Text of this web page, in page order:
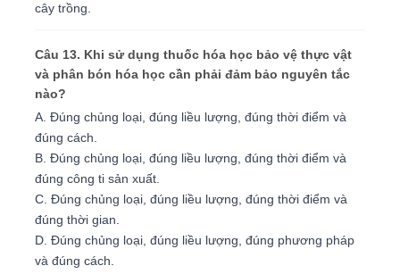
cây trồng.
Câu 13. Khi sử dụng thuốc hóa học bảo vệ thực vật
và phân bón hóa học cần phải đảm bảo nguyên tắc
nào?
A. Đúng chủng loại, đúng liều lượng, đúng thời điểm và
đúng cách.
B. Đúng chủng loại, đúng liều lượng, đúng thời điểm và
đúng công ti sản xuất.
C. Đúng chủng loại, đúng liều lượng, đúng thời điểm và
đúng thời gian.
D. Đúng chủng loại, đúng liều lượng, đúng phương pháp
và đúng cách.